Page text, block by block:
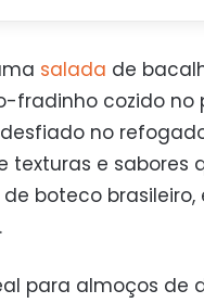
salada de
fradinho cozido no
no
texturas e sabores
boteco
para almoços de